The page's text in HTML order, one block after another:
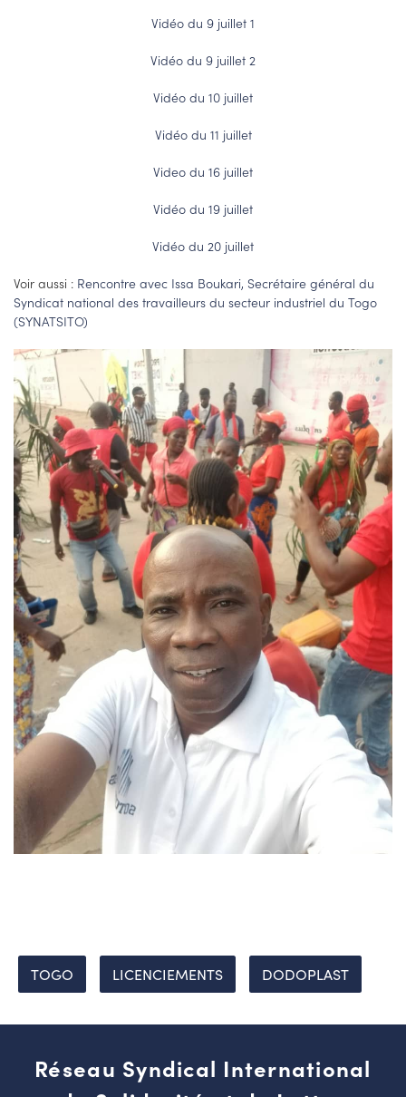
Vidéo du 9 juillet 1
Vidéo du 9 juillet 2
Vidéo du 10 juillet
Vidéo du 11 juillet
Video du 16 juillet
Vidéo du 19 juillet
Vidéo du 20 juillet
Voir aussi : Rencontre avec Issa Boukari, Secrétaire général du
Syndicat national des travailleurs du secteur industriel du Togo
(SYNATSITO)
TOGO LICENCIEMENTS DODOPLAST
Réseau Syndical International